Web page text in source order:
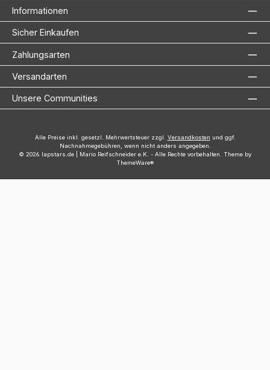
Informationen
Sicher Einkaufen
Zahlungsarten
Versandarten
Unsere Communities
Alle Preise inkl. gesetzl. Mehrwertsteuer zzgl. Versandkosten und ggf.
Nachnahmegebühren, wenn nicht anders angegeben.
© 2026 lapstars.de | Mario Reifschneider e.K. - Alle Rechte vorbehalten. Theme by
ThemeWare®